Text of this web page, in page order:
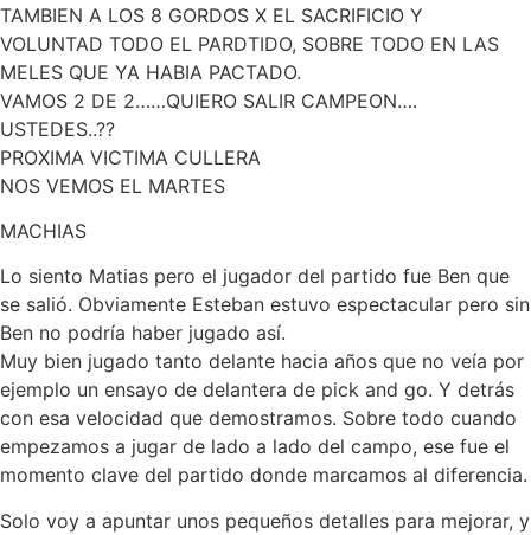
TAMBIEN A LOS 8 GORDOS X EL SACRIFICIO Y
VOLUNTAD TODO EL PARDTIDO, SOBRE TODO EN LAS
MELES QUE YA HABIA PACTADO.
VAMOS 2 DE 2……QUIERO SALIR CAMPEON….
USTEDES..??
PROXIMA VICTIMA CULLERA
NOS VEMOS EL MARTES
MACHIAS
Lo siento Matias pero el jugador del partido fue Ben que
se salió. Obviamente Esteban estuvo espectacular pero sin
Ben no podría haber jugado así.
Muy bien jugado tanto delante hacia años que no veía por
ejemplo un ensayo de delantera de pick and go. Y detrás
con esa velocidad que demostramos. Sobre todo cuando
empezamos a jugar de lado a lado del campo, ese fue el
momento clave del partido donde marcamos al diferencia.
Solo voy a apuntar unos pequeños detalles para mejorar, y